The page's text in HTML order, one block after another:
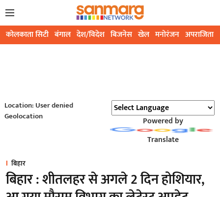
कोलकाता सिटी बंगाल देश/विदेश बिजनेस खेल मनोरंजन अपराजिता
Location: User denied
Geolocation
Powered by
Translate
बिहार
बिहार : शीतलहर से अगले 2 दिन होशियार,